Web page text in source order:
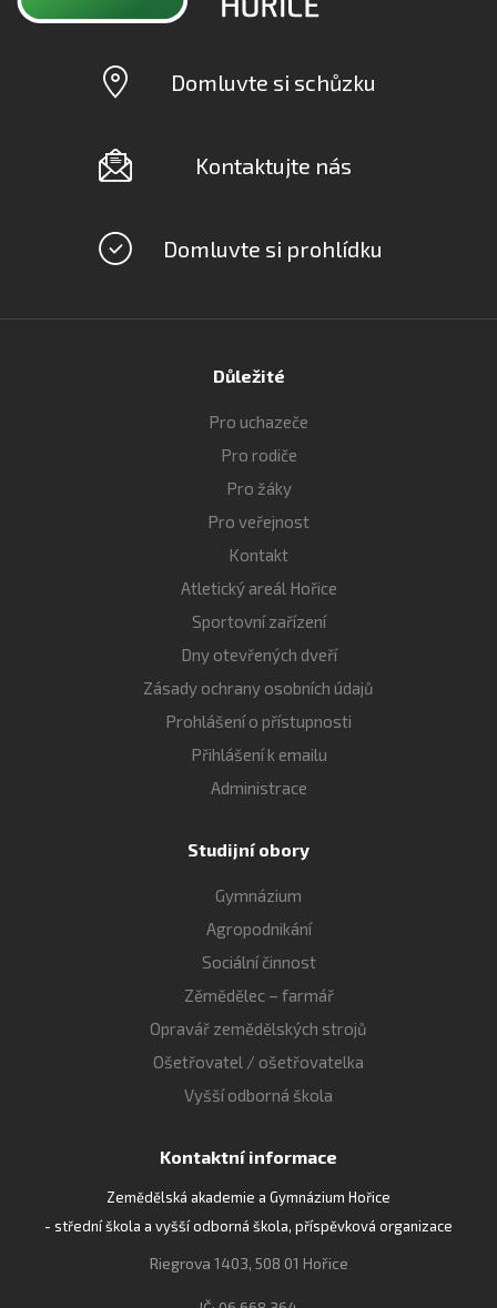
Domluvte si schůzku
Kontaktujte nás
Domluvte si prohlídku
Důležité
Pro uchazeče
Pro rodiče
Pro žáky
Pro veřejnost
Kontakt
Atletický areál Hořice
Sportovní zařízení
Dny otevřených dveří
Zásady ochrany osobních údajů
Prohlášení o přístupnosti
Přihlášení k emailu
Administrace
Studijní obory
Gymnázium
Agropodnikání
Sociální činnost
Zěmědělec – farmář
Opravář zemědělských strojů
Ošetřovatel / ošetřovatelka
Vyšší odborná škola
Kontaktní informace
Zemědělská akademie a Gymnázium Hořice
- střední škola a vyšší odborná škola, příspěvková organizace
Riegrova 1403, 508 01 Hořice